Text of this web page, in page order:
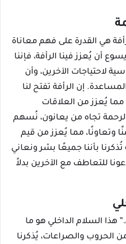
هي القدرة على فهم معاناة
أن يُعزز فينا الرأفة، فإننا
لاحتياجات الآخرين، وأن
إن الرأفة تفتح لنا
مما يُعزز من العلاقات
تجاه من يعانون، نُسهم
وتعاونًا، مما يُعزز من قيم
بأننا جميعًا بشر ونعاني
للتعاطف مع الآخرين بدلاً
هذا السلام الداخلي هو ما
الحروب والصراعات، يُذكرنا